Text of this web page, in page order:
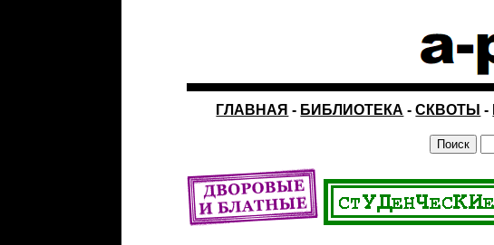
ГЛАВНАЯ - БИБЛИОТЕКА -СКВОТЫ -